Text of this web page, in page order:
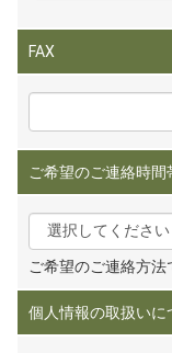
FAX
ご希望のご連絡時間
ご希望のご連絡方
個人情報の取扱いに